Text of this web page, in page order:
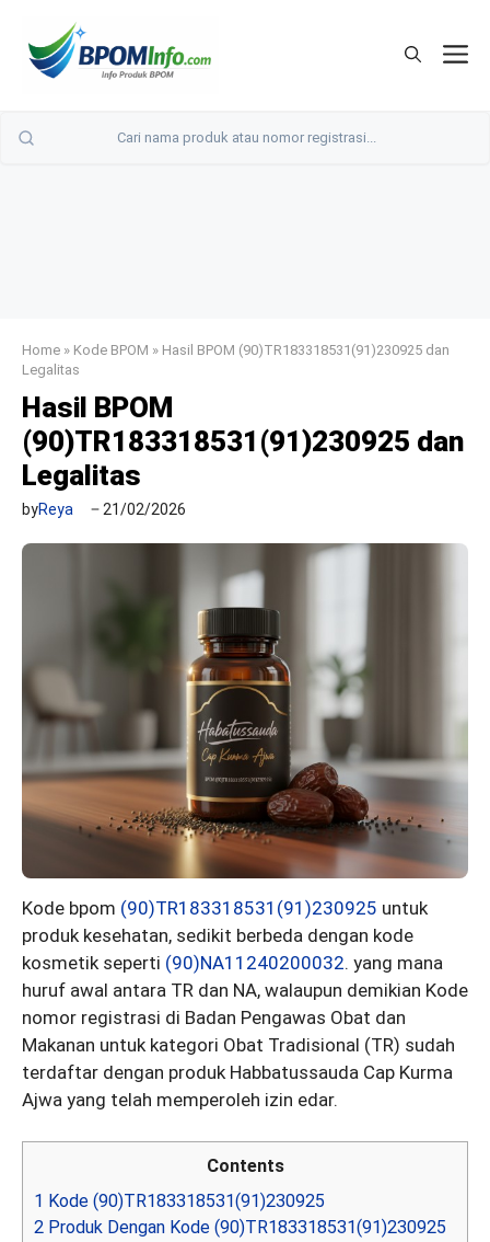
Home » Kode BPOM » Hasil BPOM (90)TR183318531(91)230925 dan
Legalitas
Hasil BPOM
(90)TR183318531(91)230925 dan
Legalitas
byReya 21/02/2026
Kode bpom (90)TR183318531(91)230925 untuk
produk kesehatan, sedikit berbeda dengan kode
kosmetik seperti (90)NA11240200032. yang mana
huruf awal antara TR dan NA, walaupun demikian Kode
nomor registrasi di Badan Pengawas Obat dan
Makanan untuk kategori Obat Tradisional (TR) sudah
terdaftar dengan produk Habbatussauda Cap Kurma
Ajwa yang telah memperoleh izin edar.
Contents
1 Kode (90)TR183318531(91)230925
2 Produk Dengan Kode (90)TR183318531(91)230925